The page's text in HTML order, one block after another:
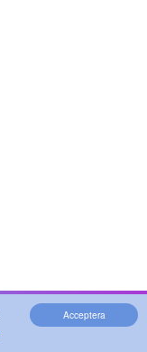
Acceptera